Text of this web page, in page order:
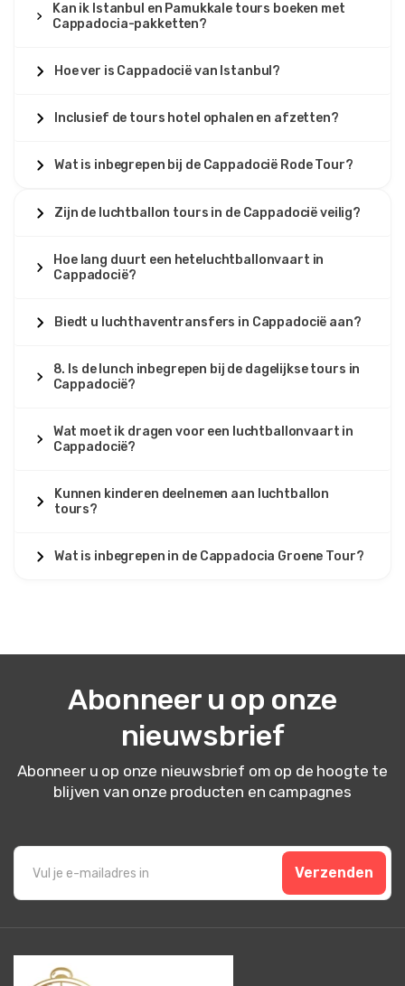
Kan ik Istanbul en Pamukkale tours boeken met
Cappadocia-pakketten?
Hoe ver is Cappadocië van Istanbul?
Inclusief de tours hotel ophalen en afzetten?
Wat is inbegrepen bij de Cappadocië Rode Tour?
Zijn de luchtballon tours in de Cappadocië veilig?
Hoe lang duurt een heteluchtballonvaart in
Cappadocië?
Biedt u luchthaventransfers in Cappadocië aan?
8. Is de lunch inbegrepen bij de dagelijkse tours in
Cappadocië?
Wat moet ik dragen voor een luchtballonvaart in
Cappadocië?
Kunnen kinderen deelnemen aan luchtballon
tours?
Wat is inbegrepen in de Cappadocia Groene Tour?
Abonneer u op onze
nieuwsbrief
Abonneer u op onze nieuwsbrief om op de hoogte te
blijven van onze producten en campagnes
Verzenden